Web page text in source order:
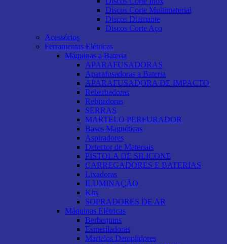
Discos Corte Multimaterial
Discos Diamante
Discos Corte Aço
Acessórios
Ferramentas Elétricas
Máquinas a Bateria
APARAFUSADORAS
Aparafusadoras a Bateria
APARAFUSADORA DE IMPACTO
Rebarbadoras
Rebitadoras
SERRAS
MARTELO PERFURADOR
Bases Magnéticas
Aspiradores
Detector de Materiais
PISTOLA DE SILICONE
CARREGADORES E BATERIAS
Lixadoras
ILUMINAÇÃO
Kits
SOPRADORES DE AR
Máquinas Elétricas
Berbequins
Esmeriladoras
Martelos Demolidores